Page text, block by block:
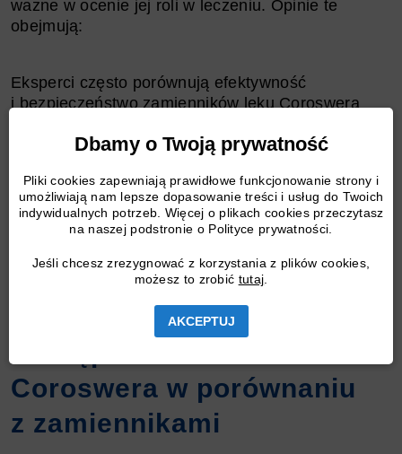
Dbamy o Twoją prywatność
Pliki cookies zapewniają prawidłowe funkcjonowanie strony i
umożliwiają nam lepsze dopasowanie treści i usług do Twoich
indywidualnych potrzeb. Więcej o plikach cookies przeczytasz
na naszej podstronie o Polityce prywatności.
Jeśli chcesz zrezygnować z korzystania z plików cookies,
możesz to zrobić tutaj
AKCEPTUJ
ważne w ocenie jej roli w leczeniu. Opinie te
obejmują:
Eksperci często porównują efektywność
i bezpieczeństwo zamienników leku Coroswera
różnorodne przypadki i warunki kliniczne. Lekarze
indywidualnych potrzeb pacjenta, w tym wieku,
historii choroby oraz innych czynników. Specjaliści
podkreślają także znaczenie badań i rozwoju
odkrycia nowych, bardziej skutecznych
zamienników lekuCoroswera.
Coroswera w porównaniu
z zamiennikami